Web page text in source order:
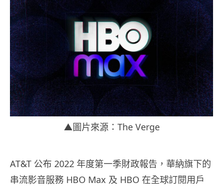
▲圖片來源：The Verge
AT&T 公布 2022 年度第一季財政報告，華納旗下的
串流影音服務 HBO Max 及 HBO 在全球訂閱用戶